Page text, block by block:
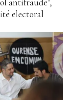
antifraude",
electoral